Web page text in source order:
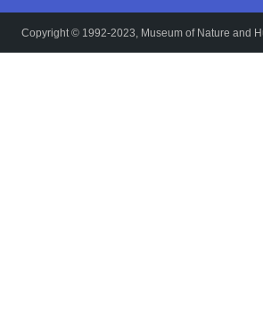
Copyright © 1992-2023, Museum of Nature and